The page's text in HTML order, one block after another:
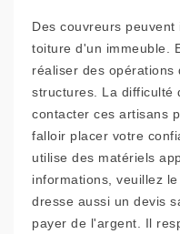
Des couvreurs
toiture d'un immeuble.
réaliser des opérations
structures. La difficulté
contacter ces artisans
falloir placer votre
utilise des matériels
informations, veuillez
dresse aussi un devis
payer de l'argent. Il